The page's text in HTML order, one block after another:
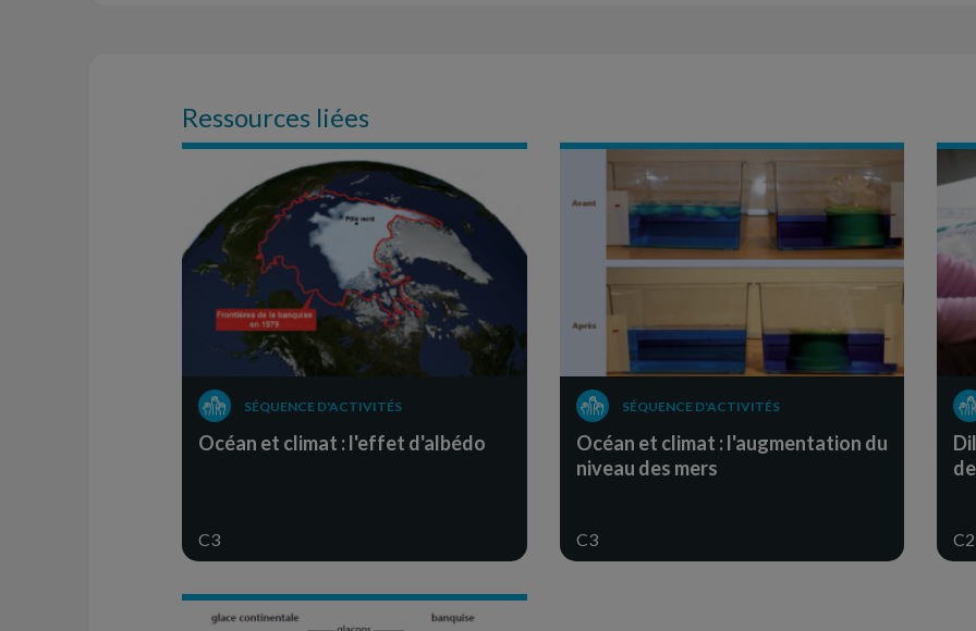
Ressources liées
SÉQUENCE D'ACTIVITÉS
Océan et climat : l'effet d'albédo
C3
SÉQUENCE D'ACTIVITÉS
Océan et climat : l'augmentation du
niveau des mers
C3 C2